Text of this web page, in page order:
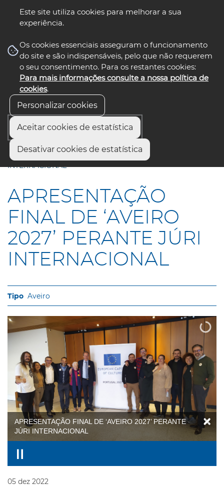
Este site utiliza cookies para melhorar a sua
experiência.
Os cookies essenciais asseguram o funcionamento
do site e são indispensáveis, pelo que não requerem
o seu consentimento. Para os restantes cookies:
Para mais informações consulte a nossa política de
cookies.
Personalizar cookies
Aceitar cookies de estatística
Desativar cookies de estatística
nos select language
Início
APRESENTAÇÃO FINAL DE ‘AVEIRO 2027’ PERANTE JÚRI
INTERNACIONAL
APRESENTAÇÃO
FINAL DE ‘AVEIRO
2027’ PERANTE JÚRI
INTERNACIONAL
Aveiro
APRESENTAÇÃO FINAL DE ‘AVEIRO 2027’ PERANTE
JÚRI INTERNACIONAL
05 dez 2022